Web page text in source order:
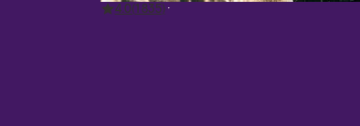
4.0 1 835